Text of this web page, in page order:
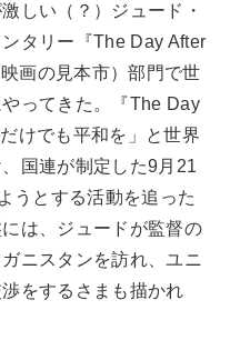
しい（？）ジュード・
タリー『The Day After
画の見本市）部門で世
ってきた。『The Day
けでも平和を」と世界
国連が制定した9月21
うとする活動を追った
は、ジュードが監督の
ニスタンを訪れ、ユニ
をするさまも描かれ